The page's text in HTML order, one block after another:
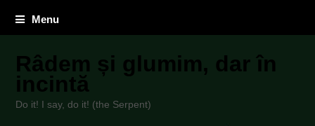
Menu
Râdem și glumim, dar în
incintă
Do it! I say, do it! (the Serpent)